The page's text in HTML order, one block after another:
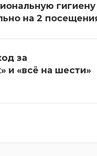
гигиену
на 2
за
и «всё на шести»